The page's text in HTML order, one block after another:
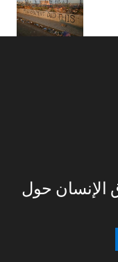
الإنسان حول